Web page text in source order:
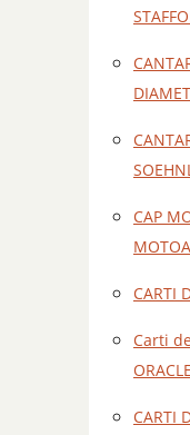
CAP
CARTI
Carti
CARTI